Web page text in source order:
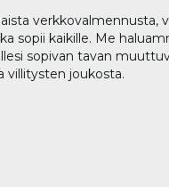
verkkovalmennusta,
sopii kaikille. Me
sopivan tavan
villitysten joukosta.